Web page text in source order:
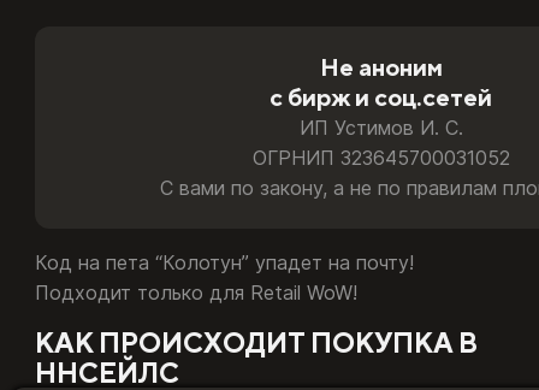
Подойдёт. Для аккаунтов РФ и РБ мы бесплатно за
Играю на Казахстане или Турции
Подойдёт напрямую. Товар активируется на ваши
Сменил регион с России на другой
Какую тайм-карту и код пополнения Battle.net
Не аноним
с бирж и соц.сетей
ИП Устимов И. С.
ОГРНИП 323645700031052
С вами по закону, а не по правилам
Код на пета “Колотун” упадет на почту!
Подходит только для Retail WoW!
КАК ПРОИСХОДИТ ПОКУПКА В
ННСЕЙЛС